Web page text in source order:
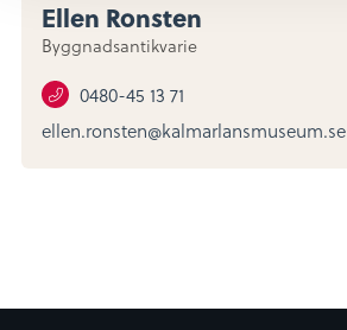
Ellen Ronsten
Byggnadsantikvarie
0480-45 13 71
ellen.ronsten@kalmarlansmuseum.se